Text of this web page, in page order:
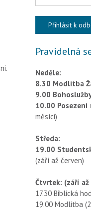
.
Pravidelná
Neděle:
8.30 Modlitba
9.00
10.00 Posezení
měsíci)
Středa:
19.00
(září až červen)
Čtvrtek: (září až
17.30 Biblická
19.00 Modlitba